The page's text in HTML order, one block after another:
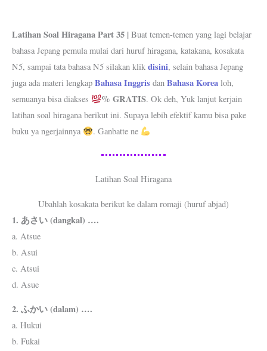
Latihan Soal Hiragana Part 35 | Buat temen-temen yang lagi belajar
bahasa Jepang pemula mulai dari huruf hiragana, katakana, kosakata
N5, sampai tata bahasa N5 silakan klik disini, selain bahasa Jepang
juga ada materi lengkap Bahasa Inggris dan Bahasa Korea loh,
semuanya bisa diakses
% GRATIS. Ok deh, Yuk lanjut kerjain
latihan soal hiragana berikut ini. Supaya lebih efektif kamu bisa pake
buku ya ngerjainnya
. Ganbatte ne
Latihan Soal Hiragana
Ubahlah kosakata berikut ke dalam romaji (huruf abjad)
1. あさい (dangkal) ….
a. Atsue
b. Asui
c. Atsui
d. Asue
2. ふかい (dalam) ….
a. Hukui
b. Fukai